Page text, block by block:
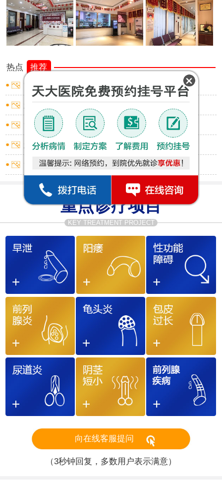
热点
推荐
龟头炎会流脓吗
怎么去除包皮垢
龟头炎会不会流脓
怎么确认包皮过长
龟头炎什么表现
重点诊疗项目
KEY TREATMENT PROJECT
向在线客服提问
（3秒钟回复，多数用户表示满意）